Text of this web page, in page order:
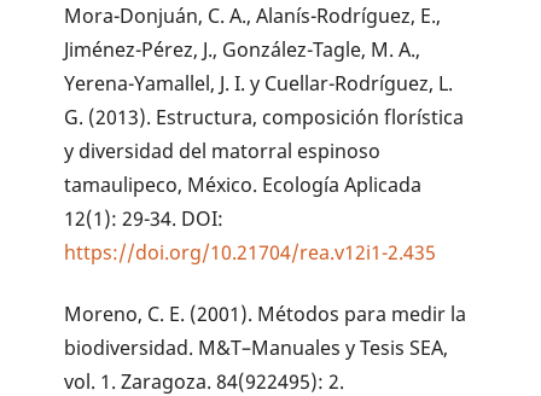
Mora-Donjuán, C. A., Alanís-Rodríguez, E.,
Jiménez-Pérez, J., González-Tagle, M. A.,
Yerena-Yamallel, J. I. y Cuellar-Rodríguez, L.
G. (2013). Estructura, composición florística
y diversidad del matorral espinoso
tamaulipeco, México. Ecología Aplicada
12(1): 29-34. DOI:
https://doi.org/10.21704/rea.v12i1-2.435
Moreno, C. E. (2001). Métodos para medir la
biodiversidad. M&T–Manuales y Tesis SEA,
vol. 1. Zaragoza. 84(922495): 2.